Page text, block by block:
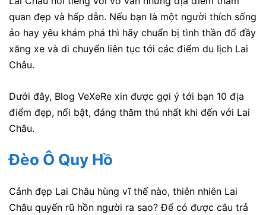
quan đẹp và hấp dẫn. Nếu bạn là một người thích sống
ảo hay yêu khám phá thì hãy chuẩn bị tình thần đổ đầy
xăng xe và di chuyển liên tục tới các điểm du lịch Lai
Châu.
Dưới đây, Blog VeXeRe xin được gợi ý tới bạn 10 địa
điểm đẹp, nổi bật, đáng thăm thú nhất khi đến với Lai
Châu.
Đèo Ô Quy Hồ
Cảnh đẹp Lai Châu hùng vĩ thế nào, thiên nhiên Lai
Châu quyến rũ hồn người ra sao? Để có được câu trả